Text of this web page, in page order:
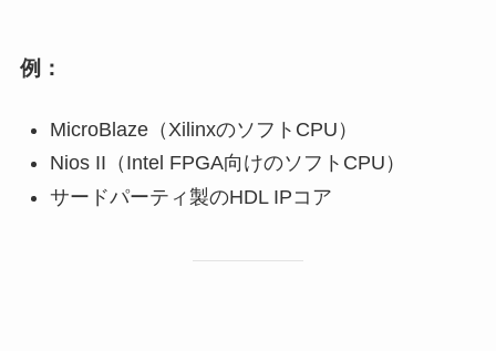
例：
MicroBlaze（XilinxのソフトCPU）
Nios II（Intel FPGA向けのソフトCPU）
サードパーティ製のHDL IPコア